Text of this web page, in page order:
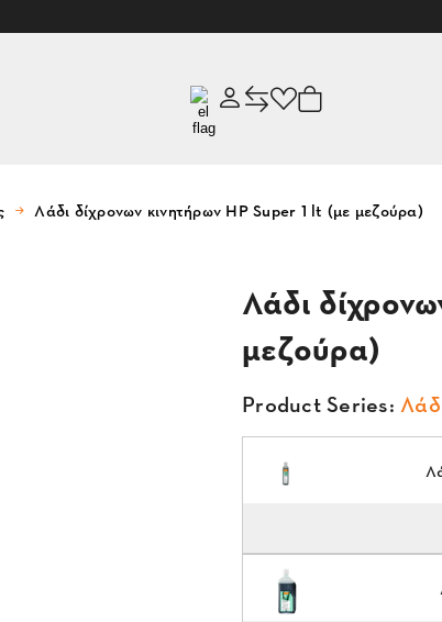
Λάδι δίχρονων κινητήρων ΗP Super 1 lt (με μεζούρα)
Λάδι
μεζούρα)
Product Series: